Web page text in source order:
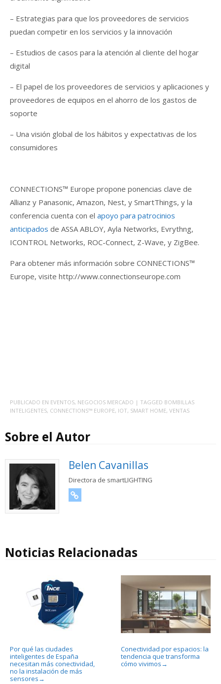
– Estrategias para que los proveedores de servicios
puedan competir en los servicios y la innovación
– Estudios de casos para la atención al cliente del hogar
digital
– El papel de los proveedores de servicios y aplicaciones y
proveedores de equipos en el ahorro de los gastos de
soporte
– Una visión global de los hábitos y expectativas de los
consumidores
CONNECTIONS™ Europe propone ponencias clave de
Allianz y Panasonic, Amazon, Nest, y SmartThings, y la
conferencia cuenta con el apoyo para patrocinios
anticipados de ASSA ABLOY, Ayla Networks, Evrythng,
ICONTROL Networks, ROC-Connect, Z-Wave, y ZigBee.
Para obtener más información sobre CONNECTIONS™
Europe, visite http://www.connectionseurope.com
PUBLICADO EN EVENTOS, NEGOCIOS MERCADO | TAGGED BOMBILLAS
INTELIGENTES, CONNECTIONS™ EUROPE, IOT, SMART HOME, VENTAS
Sobre el Autor
Belen Cavanillas
Directora de smartLIGHTING
Noticias Relacionadas
Por qué las ciudades
inteligentes de España
necesitan más conectividad,
no la instalación de más
sensores →
Conectividad por espacios: la
tendencia que transforma
cómo vivimos →